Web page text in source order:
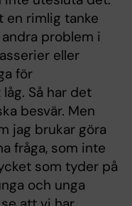
en rimlig tanke
problem i
eller
för
Så har det
besvär. Men
jag brukar göra
fråga, som inte
som tyder på
och unga